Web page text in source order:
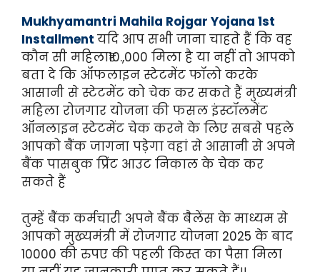
Mukhyamantri Mahila Rojgar Yojana 1st
Installment यदि आप सभी जाना चाहते हैं कि वह
कौन सी महिला₹10.,000 मिला है या नहीं तो आपको
बता दे कि ऑफलाइन स्टेटमेंट फॉलो करके
आसानी से स्टेटमेंट को चेक कर सकते हैं मुख्यमंत्री
महिला रोजगार योजना की फसल इंस्टॉलमेंट
ऑनलाइन स्टेटमेंट चेक करने के लिए सबसे पहले
आपको बैंक जागना पड़ेगा वहां से आसानी से अपने
बैंक पासबुक प्रिंट आउट निकाल के चेक कर
सकते हैं
तुम्हें बैंक कर्मचारी अपने बैंक बैलेंस के माध्यम से
आपको मुख्यमंत्री में रोजगार योजना 2025 के बाद
10000 की रुपए की पहली किस्त का पैसा मिला